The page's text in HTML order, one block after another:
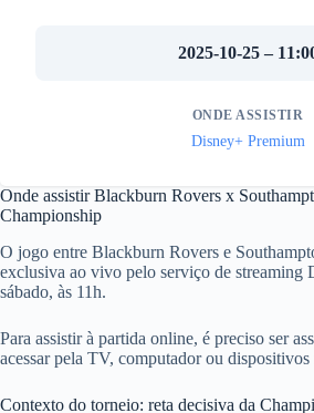
2025-10-25 –
ONDE ASSISTIR
Disney+ Premium
Onde assistir Blackburn Rovers x
Championship
O jogo entre Blackburn Rovers e
exclusiva ao vivo pelo serviço de streaming
sábado, às 11h.
Para assistir à partida online, é preciso ser
acessar pela TV, computador ou
Contexto do torneio: reta decisiva da